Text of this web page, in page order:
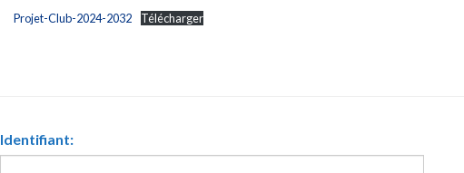
Projet-Club-2024-2032 Télécharger
Identifiant: